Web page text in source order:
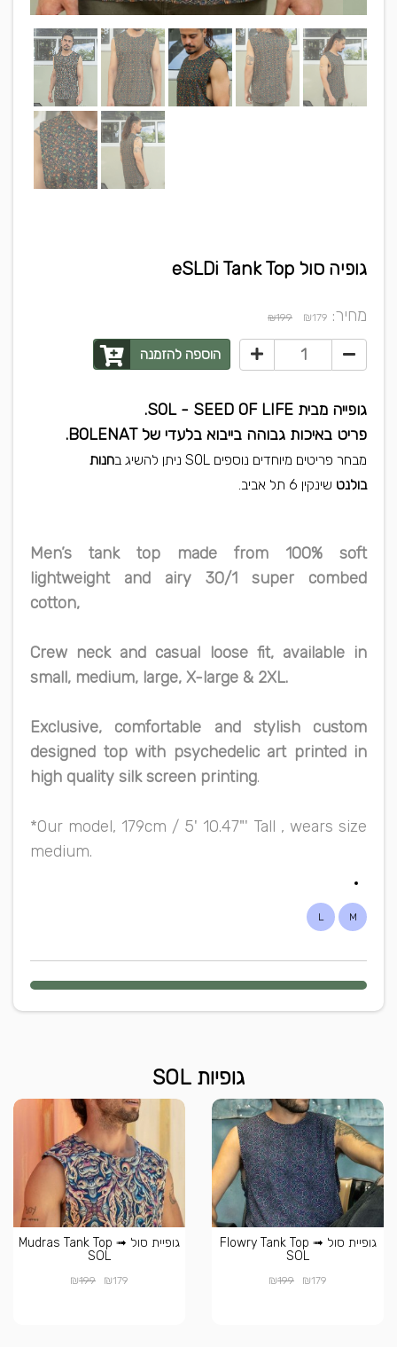
גופיה סול eSLDi Tank Top
מחיר: ₪179
₪199
הוספה להזמנה
גופייה מבית SOL - SEED OF LIFE.
פריט באיכות גבוהה בייבוא בלעדי של BOLENAT.
מבחר פריטים מיוחדים נוספים SOL ניתן להשיג ב
חנות
בולנט שינקין 6 תל אביב.
Men’s tank top made from 100% soft
lightweight and airy 30/1 super combed
cotton,
Crew neck and casual loose fit, available in
small, medium, large, X-large & 2XL.
Exclusive, comfortable and stylish custom
designed top with psychedelic art printed in
high quality silk screen printing.
*Our model, 179cm / 5' 10.47"' Tall , wears size
medium.
M
L
גופיות SOL
גופיית סול Flowry Tank Top ➟
SOL
₪179
₪199
גופיית סול Mudras Tank Top ➟
SOL
₪179
₪199